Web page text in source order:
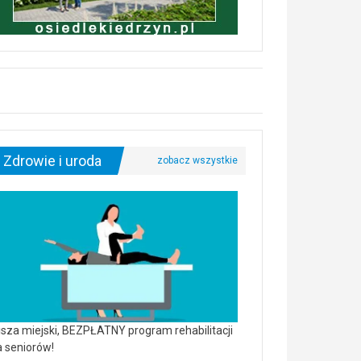
Zdrowie i uroda
miejski, BEZPŁATNY program rehabilitacji
seniorów!